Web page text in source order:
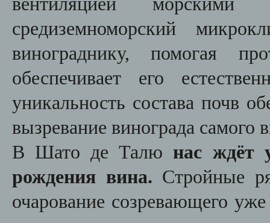
средиземноморский
винограднику, помогая
обеспечивает его
уникальность состава почв
вызревание винограда самого
В Шато де Талю нас ждёт
рождения вина. Стройные
очарование созревающего